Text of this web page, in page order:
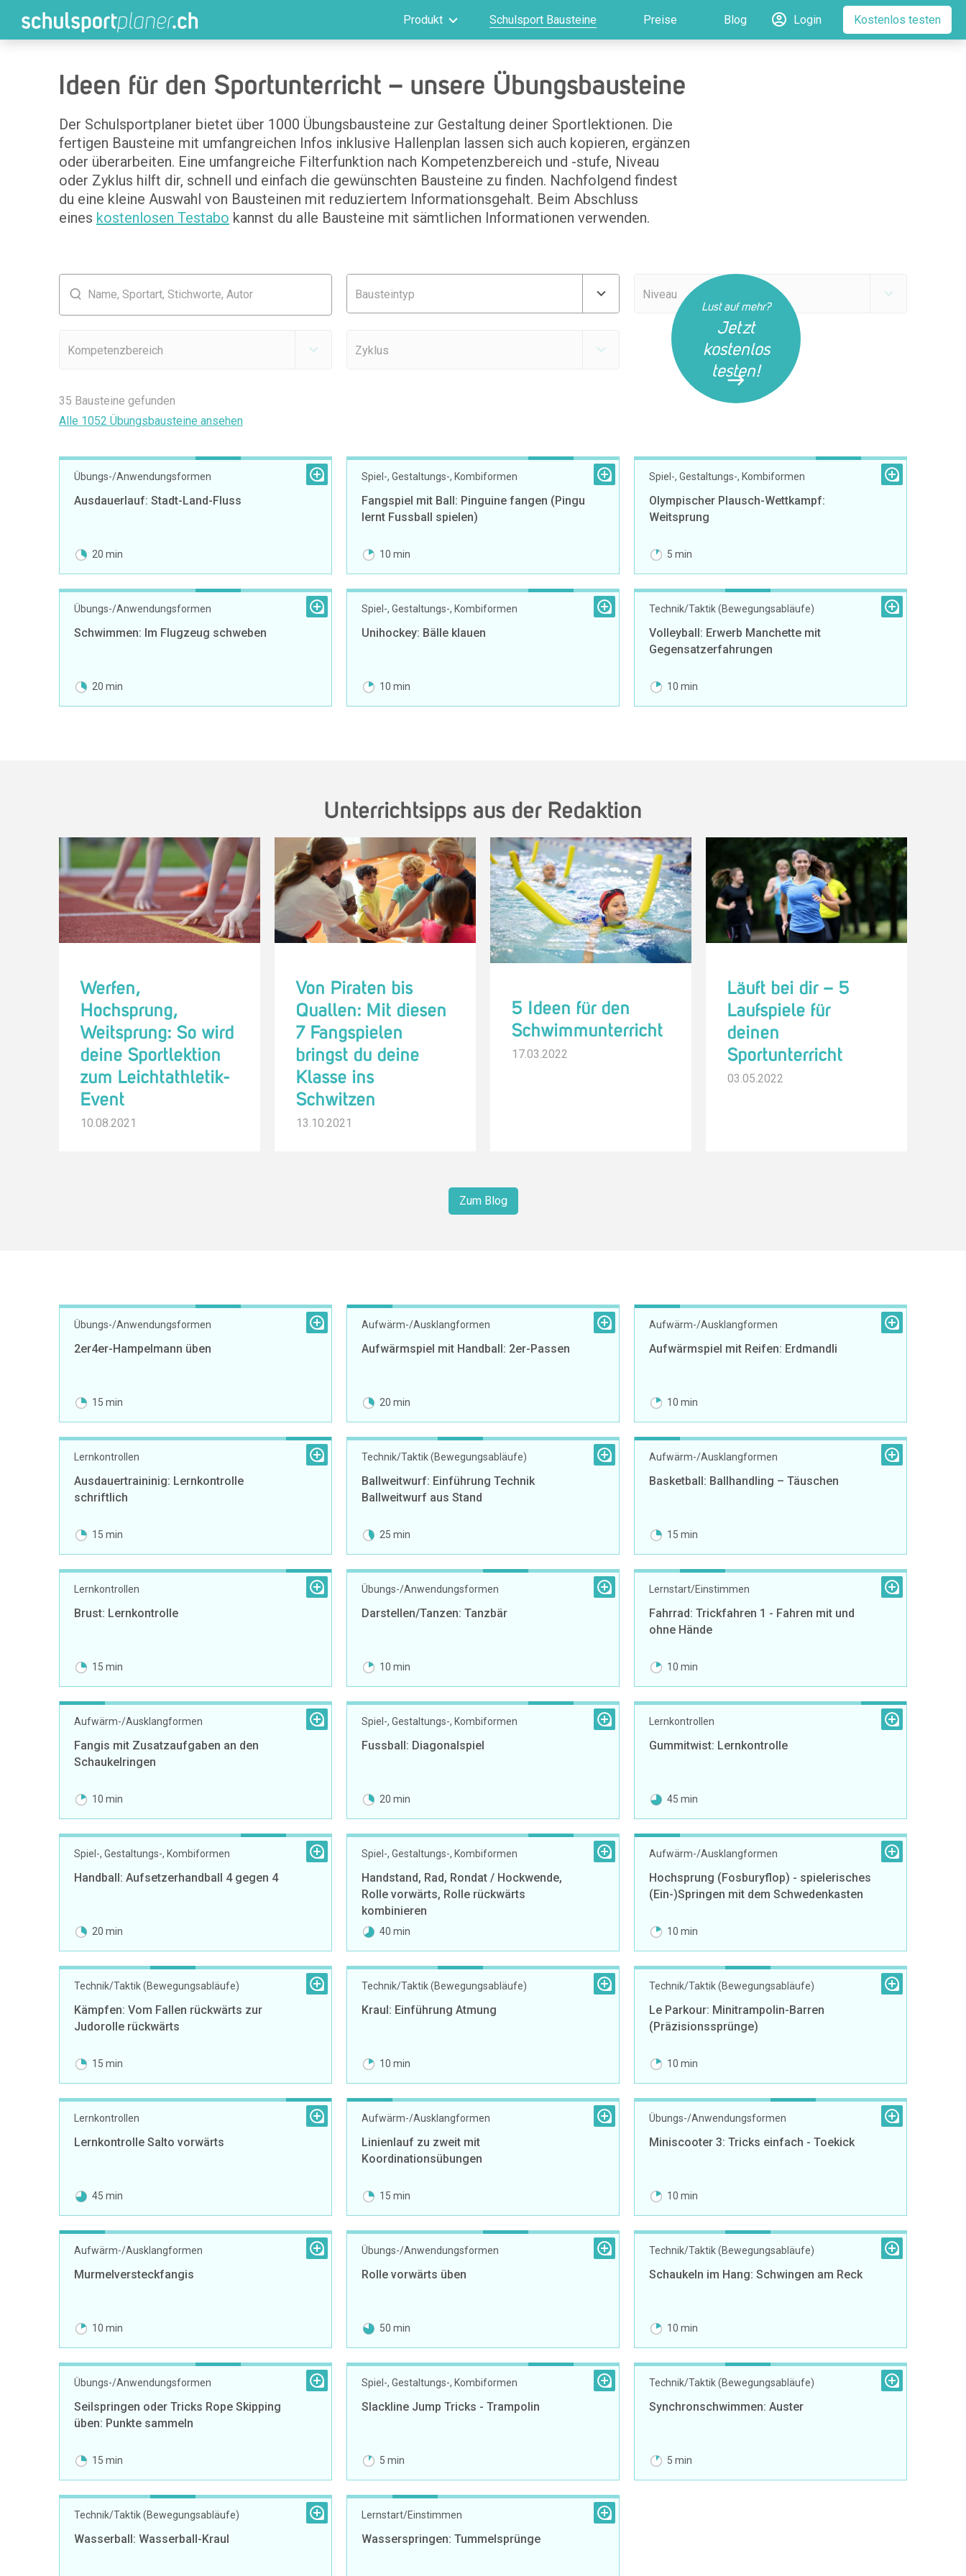
Produkt Schulsport Bausteine Preise Blog Login Kostenlos testen
Ideen für den Sportunterricht – unsere Übungsbausteine
Der Schulsportplaner bietet über 1000 Übungsbausteine zur Gestaltung deiner Sportlektionen. Die
fertigen Bausteine mit umfangreichen Infos inklusive Hallenplan lassen sich auch kopieren, ergänzen
oder überarbeiten. Eine umfangreiche Filterfunktion nach Kompetenzbereich und -stufe, Niveau
oder Zyklus hilft dir, schnell und einfach die gewünschten Bausteine zu finden. Nachfolgend findest
du eine kleine Auswahl von Bausteinen mit reduziertem Informationsgehalt. Beim Abschluss
eines kostenlosen Testabo kannst du alle Bausteine mit sämtlichen Informationen verwenden.
Lust auf mehr?
Jetzt
kostenlos
testen!
Name, Sportart, Stichworte, Autor Bausteintyp Niveau
Kompetenzbereich Zyklus
35 Bausteine gefunden
Alle 1052 Übungsbausteine ansehen
Übungs-/Anwendungsformen
Ausdauerlauf: Stadt-Land-Fluss
20 min
Spiel-, Gestaltungs-, Kombiformen
Fangspiel mit Ball: Pinguine fangen (Pingu
lernt Fussball spielen)
10 min
Spiel-, Gestaltungs-, Kombiformen
Olympischer Plausch-Wettkampf:
Weitsprung
5 min
Übungs-/Anwendungsformen
Schwimmen: Im Flugzeug schweben
20 min
Spiel-, Gestaltungs-, Kombiformen
Unihockey: Bälle klauen
10 min
Technik/Taktik (Bewegungsabläufe)
Volleyball: Erwerb Manchette mit
Gegensatzerfahrungen
10 min
Unterrichtsipps aus der Redaktion
Werfen,
Hochsprung,
Weitsprung: So wird
deine Sportlektion
zum Leichtathletik-
Event
10.08.2021
Von Piraten bis
Quallen: Mit diesen
7 Fangspielen
bringst du deine
Klasse ins
Schwitzen
13.10.2021
5 Ideen für den
Schwimmunterricht
17.03.2022
Läuft bei dir – 5
Laufspiele für
deinen
Sportunterricht
03.05.2022
Zum Blog
Übungs-/Anwendungsformen
2er4er-Hampelmann üben
15 min
Aufwärm-/Ausklangformen
Aufwärmspiel mit Handball: 2er-Passen
20 min
Aufwärm-/Ausklangformen
Aufwärmspiel mit Reifen: Erdmandli
10 min
Lernkontrollen
Ausdauertraininig: Lernkontrolle
schriftlich
15 min
Technik/Taktik (Bewegungsabläufe)
Ballweitwurf: Einführung Technik
Ballweitwurf aus Stand
25 min
Aufwärm-/Ausklangformen
Basketball: Ballhandling – Täuschen
15 min
Lernkontrollen
Brust: Lernkontrolle
15 min
Übungs-/Anwendungsformen
Darstellen/Tanzen: Tanzbär
10 min
Lernstart/Einstimmen
Fahrrad: Trickfahren 1 - Fahren mit und
ohne Hände
10 min
Aufwärm-/Ausklangformen
Fangis mit Zusatzaufgaben an den
Schaukelringen
10 min
Spiel-, Gestaltungs-, Kombiformen
Fussball: Diagonalspiel
20 min
Lernkontrollen
Gummitwist: Lernkontrolle
45 min
Spiel-, Gestaltungs-, Kombiformen
Handball: Aufsetzerhandball 4 gegen 4
20 min
Spiel-, Gestaltungs-, Kombiformen
Handstand, Rad, Rondat / Hockwende,
Rolle vorwärts, Rolle rückwärts
kombinieren
40 min
Aufwärm-/Ausklangformen
Hochsprung (Fosburyflop) - spielerisches
(Ein-)Springen mit dem Schwedenkasten
10 min
Technik/Taktik (Bewegungsabläufe)
Kämpfen: Vom Fallen rückwärts zur
Judorolle rückwärts
15 min
Technik/Taktik (Bewegungsabläufe)
Kraul: Einführung Atmung
10 min
Technik/Taktik (Bewegungsabläufe)
Le Parkour: Minitrampolin-Barren
(Präzisionssprünge)
10 min
Lernkontrollen
Lernkontrolle Salto vorwärts
45 min
Aufwärm-/Ausklangformen
Linienlauf zu zweit mit
Koordinationsübungen
15 min
Übungs-/Anwendungsformen
Miniscooter 3: Tricks einfach - Toekick
10 min
Aufwärm-/Ausklangformen
Murmelversteckfangis
10 min
Übungs-/Anwendungsformen
Rolle vorwärts üben
50 min
Technik/Taktik (Bewegungsabläufe)
Schaukeln im Hang: Schwingen am Reck
10 min
Übungs-/Anwendungsformen
Seilspringen oder Tricks Rope Skipping
üben: Punkte sammeln
15 min
Spiel-, Gestaltungs-, Kombiformen
Slackline Jump Tricks - Trampolin
5 min
Technik/Taktik (Bewegungsabläufe)
Synchronschwimmen: Auster
5 min
Technik/Taktik (Bewegungsabläufe)
Wasserball: Wasserball-Kraul
Lernstart/Einstimmen
Wasserspringen: Tummelsprünge